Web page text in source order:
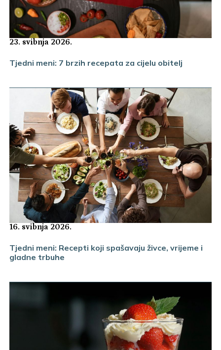
23. svibnja 2026.
Tjedni meni: 7 brzih recepata za cijelu obitelj
16. svibnja 2026.
Tjedni meni: Recepti koji spašavaju živce, vrijeme i
gladne trbuhe